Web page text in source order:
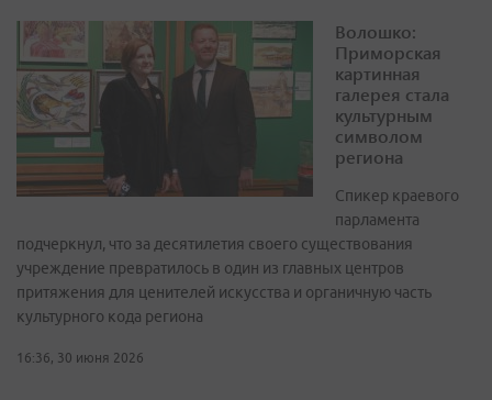
Волошко:
Приморская
картинная
галерея стала
культурным
символом
региона
Спикер краевого
парламента
подчеркнул, что за десятилетия своего существования
учреждение превратилось в один из главных центров
притяжения для ценителей искусства и органичную часть
культурного кода региона
16:36, 30 июня 2026